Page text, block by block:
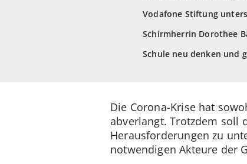
Vodafone Stiftung
Schirmherrin Dorothee
Schule neu denken und
Die Corona-Krise hat
abverlangt. Trotzdem soll
Herausforderungen zu
notwendigen Akteure der